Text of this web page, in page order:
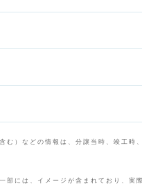
む）などの情報は、分譲当時、竣工時
には、イメージが含まれており、実